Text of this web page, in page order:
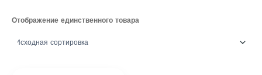
Отображение единственного товара